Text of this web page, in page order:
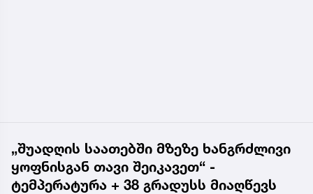
„შუადღის საათებში მზეზე ხანგრძლივი
ყოფნისგან თავი შეიკავეთ“ -
ტემპერატურა + 38 გრადუსს მიაღწევს